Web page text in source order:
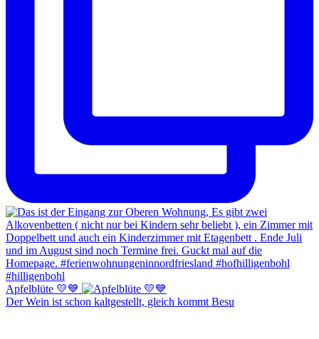
Apfelblüte 💛💙
Der Wein ist schon kaltgestellt, gleich kommt Besu